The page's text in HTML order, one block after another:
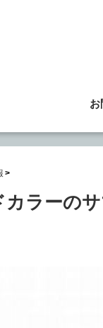
お
カラーの